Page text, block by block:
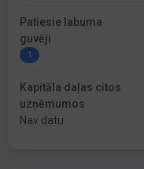
Patiesie labuma
guvēji
1
Kapitāla daļas citos
uzņēmumos
Nav datu